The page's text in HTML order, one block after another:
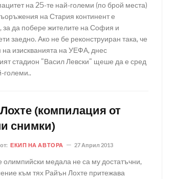
на 25-те най-големи (по брой места)
на Стария континент е
за да побере жителите на София и
заедно. Ако не бе реконструиран така, че
на изискванията на УЕФА, днес
стадион "Васил Левски" щеше да е сред
големи..
(компилация от
снимки)
ЕКИП НА АВТОРА 27 Април 2013
олимпийски медала не са му достатъчни,
към тях Райън Лохте притежава